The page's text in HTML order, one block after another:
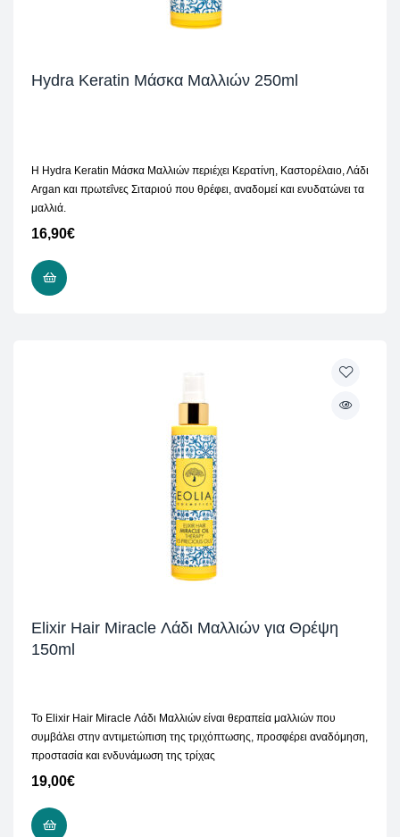
Hydra Keratin Μάσκα Μαλλιών 250ml
H Hydra Keratin Μάσκα Μαλλιών περιέχει Κερατίνη, Καστορέλαιο, Λάδι
Argan και πρωτεΐνες Σιταριού που θρέφει, αναδομεί και ενυδατώνει τα
μαλλιά.
16,90€
Elixir Hair Miracle Λάδι Μαλλιών για Θρέψη
150ml
Το Elixir Hair Miracle Λάδι Μαλλιών είναι θεραπεία μαλλιών που
συμβάλει στην αντιμετώπιση της τριχόπτωσης, προσφέρει αναδόμηση,
προστασία και ενδυνάμωση της τρίχας
19,00€